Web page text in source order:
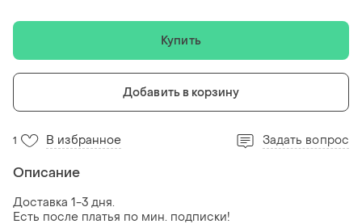
Купить
Добавить в корзину
1 В избранное Задать вопрос
Описание
Доставка 1-3 дня.
Есть после платья по мин. подписки!